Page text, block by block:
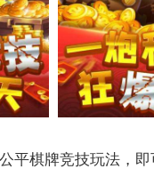
平棋牌竞技玩法，